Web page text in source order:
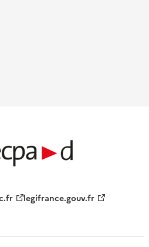
legifrance.gouv.fr